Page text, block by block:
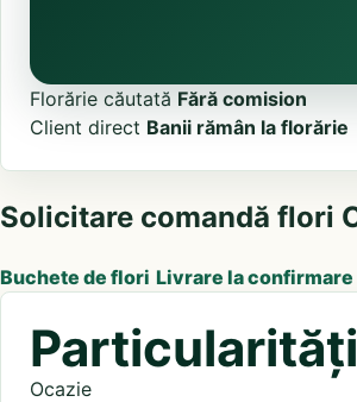
Florărie căutată Fără comision
Client direct Banii rămân la florărie
Solicitare comandă flori
Buchete de flori Livrare la confirmare
Ocazie